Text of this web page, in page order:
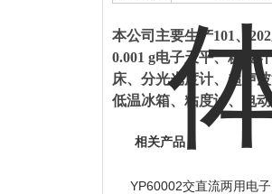
本公司主要生产101、
0.001 g电子天平、糖度
床、分光光度计、超声
低温冰箱、粘度计、电
相关产品
YP60002交直流两用电